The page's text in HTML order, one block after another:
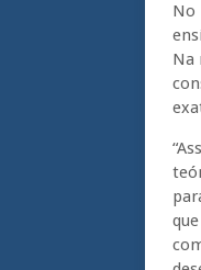
No
Na